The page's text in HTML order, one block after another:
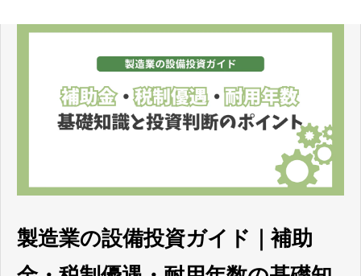
製造業の設備投資ガイド｜補助